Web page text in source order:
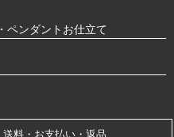
・ペンダントお仕立て
送料・お支払い・返品